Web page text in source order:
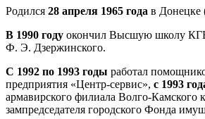
Родился 28 апреля 1965 года в Донецке
В 1990 году окончил Высшую школу
Ф. Э. Дзержинского.
С 1992 по 1993 годы работал
предприятия «Центр-сервис», с 1993
армавирского филиала Волго-Камского
зампредседателя городского Фонда